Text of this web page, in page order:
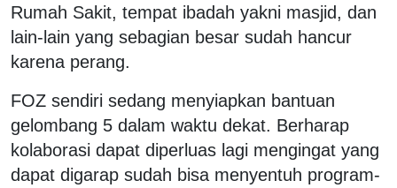
Rumah Sakit, tempat ibadah yakni masjid, dan
lain-lain yang sebagian besar sudah hancur
karena perang.
FOZ sendiri sedang menyiapkan bantuan
gelombang 5 dalam waktu dekat. Berharap
kolaborasi dapat diperluas lagi mengingat yang
dapat digarap sudah bisa menyentuh program-